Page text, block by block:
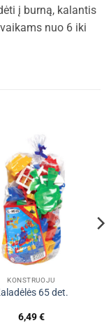
į burną, kalantis
nuo 6 iki
KONSTRUOJU
65 det.
6,49€